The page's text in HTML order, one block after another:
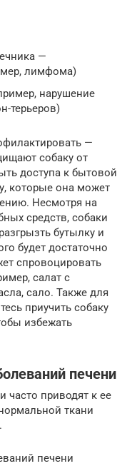
—
лимфома)
нарушение
терьеров)
—
собаку от
доступа к бытовой
которые она может
Несмотря на
средств, собаки
бутылку и
будет достаточно
спровоцировать
салат с
сало. Также для
приучить собаку
избежать
печени
часто приводят к ее
ткани
печени